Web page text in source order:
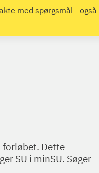
med spørgsmål -
forløbet. Dette
SU i minSU. Søger